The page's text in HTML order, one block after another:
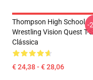
Thompson High School
Wrestling Vision Quest T-
Clássica
€ 24,38 - € 28,06
-